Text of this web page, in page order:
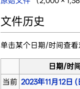
文件历史
单击某个日期/时间查看
日期/时
当前 2023年11月12日